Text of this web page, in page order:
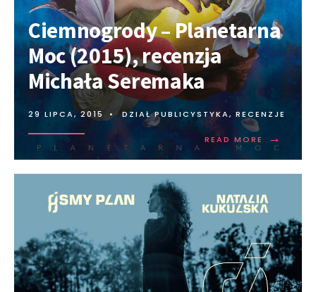
Ciemnogrody – Planetarna
Moc (2015), recenzja
Michała Seremaka
29 LIPCA, 2015 • DZIAŁ PUBLICYSTYKA, RECENZJE
READ MORE →